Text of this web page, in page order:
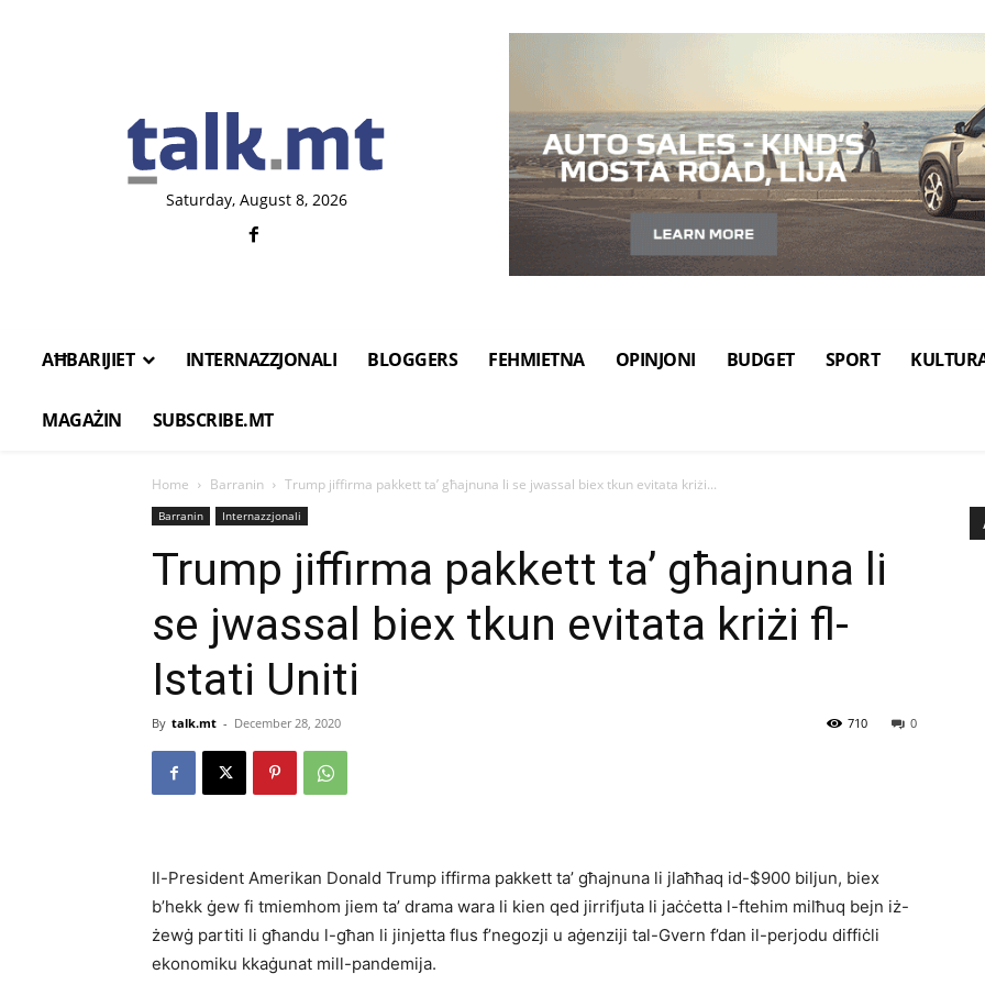
Saturday, August 8, 2026
AĦBARIJIET INTERNAZZJONALI BLOGGERS FEHMIETNA OPINJONI BUDGET SPORT
MAGAŻIN SUBSCRIBE.MT
Home Barranin Trump jiffirma pakkett ta’ għajnuna li se jwassal biex tkun evitata kriżi...
Barranin Internazzjonali
Trump jiffirma pakkett ta’ għajnuna li
se jwassal biex tkun evitata kriżi fl-
Istati Uniti
By talk.mt - December 28, 2020 0
710
Il-President Amerikan Donald Trump iffirma pakkett ta’ għajnuna li jlaħħaq id-$900 biljun, biex
b’hekk ġew fi tmiemhom jiem ta’ drama wara li kien qed jirrifjuta li jaċċetta l-ftehim milħuq bejn iż-
żewġ partiti li għandu l-għan li jinjetta flus f’negozji u aġenziji tal-Gvern f’dan il-perjodu diffiċli
ekonomiku kkaġunat mill-pandemija.